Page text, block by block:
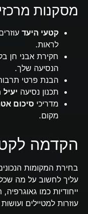
מסקנות
קטעי היעד
לראות.
חקירת אבני חן
הנסיעה שלך.
הבנת פרטי
תכנון נסיעה יעיל
מדריכי סיכום
מקום.
הקדמה
בחירת המקומות
עליך לחשוב על מה
ייחודיות כמו
עוזרות למטיילים